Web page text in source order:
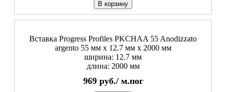
В корзину
Вставка Progress Profiles PKCHAA 55 Anodizzato
argento 55 мм x 12.7 мм х 2000 мм
ширина: 12.7 мм
длина: 2000 мм
969 руб./ м.пог